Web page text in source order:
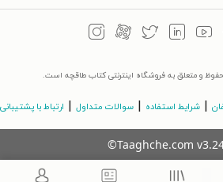
و متعلق به فروشگاه اینترنتی کتاب طاقچه است.
شرایط استفاده سوالات متداول ارتباط با پشتیبانی
©Taaghche.com v